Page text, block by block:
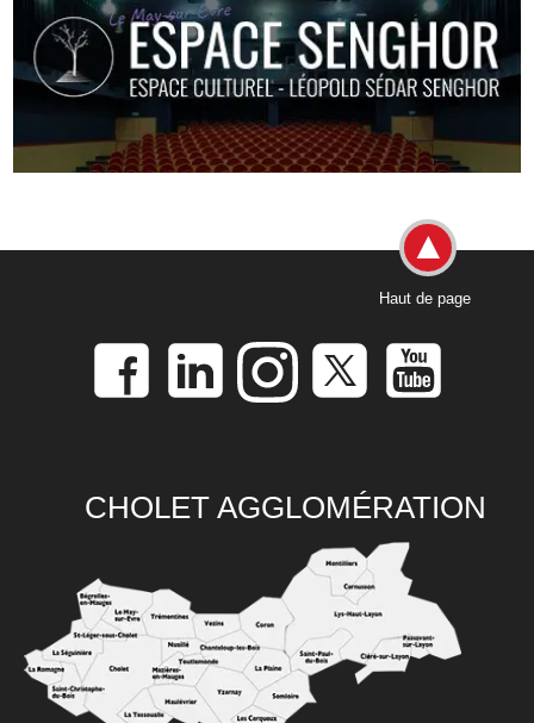
Haut de page
CHOLET AGGLOMÉRATION